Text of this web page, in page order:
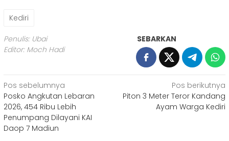
Kediri
Penulis: Ubai
Editor: Moch Hadi
SEBARKAN
Navigasi
pos
Pos sebelumnya
Posko Angkutan Lebaran
2026, 454 Ribu Lebih
Penumpang Dilayani KAI
Daop 7 Madiun
Pos berikutnya
Piton 3 Meter Teror Kandang
Ayam Warga Kediri